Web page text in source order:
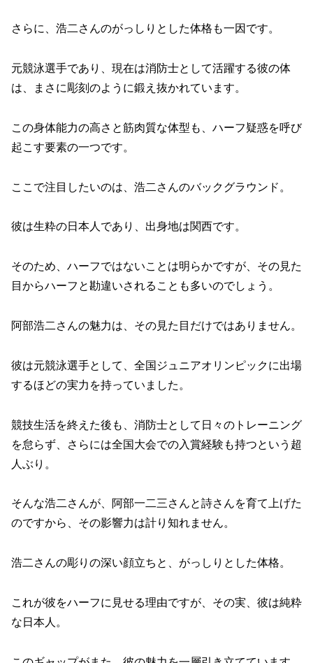
さらに、浩二さんのがっしりとした体格も一因です。
元競泳選手であり、現在は消防士として活躍する彼の体
は、まさに彫刻のように鍛え抜かれています。
この身体能力の高さと筋肉質な体型も、ハーフ疑惑を呼び
起こす要素の一つです。
ここで注目したいのは、浩二さんのバックグラウンド。
彼は生粋の日本人であり、出身地は関西です。
そのため、ハーフではないことは明らかですが、その見た
目からハーフと勘違いされることも多いのでしょう。
阿部浩二さんの魅力は、その見た目だけではありません。
彼は元競泳選手として、全国ジュニアオリンピックに出場
するほどの実力を持っていました。
競技生活を終えた後も、消防士として日々のトレーニング
を怠らず、さらには全国大会での入賞経験も持つという超
人ぶり。
そんな浩二さんが、阿部一二三さんと詩さんを育て上げた
のですから、その影響力は計り知れません。
浩二さんの彫りの深い顔立ちと、がっしりとした体格。
これが彼をハーフに見せる理由ですが、その実、彼は純粋
な日本人。